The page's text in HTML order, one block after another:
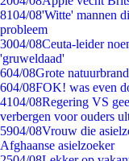
8104/08'Witte' mannen
probleem
3004/08Ceuta-leider
'gruweldaad'
604/08Grote
604/08FOK! was even
4104/08Regering VS
verbergen voor ouders
5904/08Vrouw die
Afghaanse asielzoeker